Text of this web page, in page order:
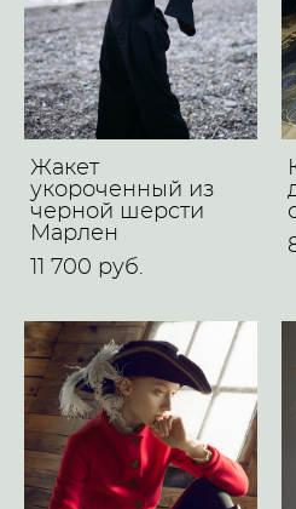
Жакет
укороченный из
черной шерсти
Марлен
11 700 pуб.